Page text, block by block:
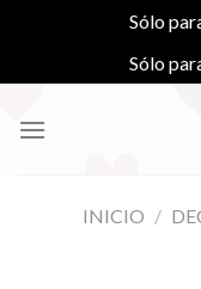
Sólo
Sólo
INICIO /